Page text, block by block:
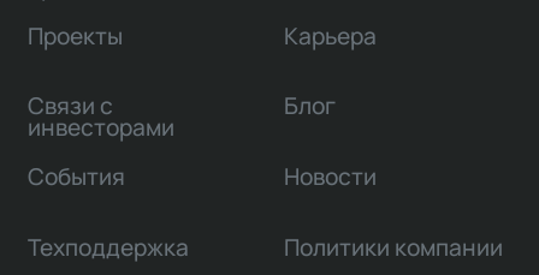
Проекты
Связи с
инвесторами
Карьера
Блог
События Новости
Техподдержка Политики компании